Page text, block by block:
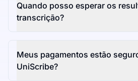
Quando posso esperar os
transcrição?
Meus pagamentos estão
UniScribe?